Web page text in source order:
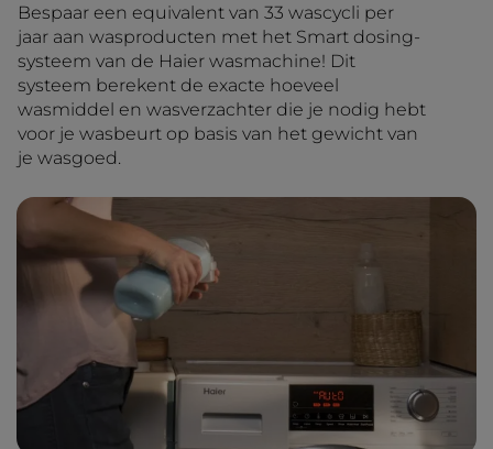
Bespaar een equivalent van 33 wascycli per
jaar aan wasproducten met het Smart dosing-
systeem van de Haier wasmachine! Dit
systeem berekent de exacte hoeveel
wasmiddel en wasverzachter die je nodig hebt
voor je wasbeurt op basis van het gewicht van
je wasgoed.